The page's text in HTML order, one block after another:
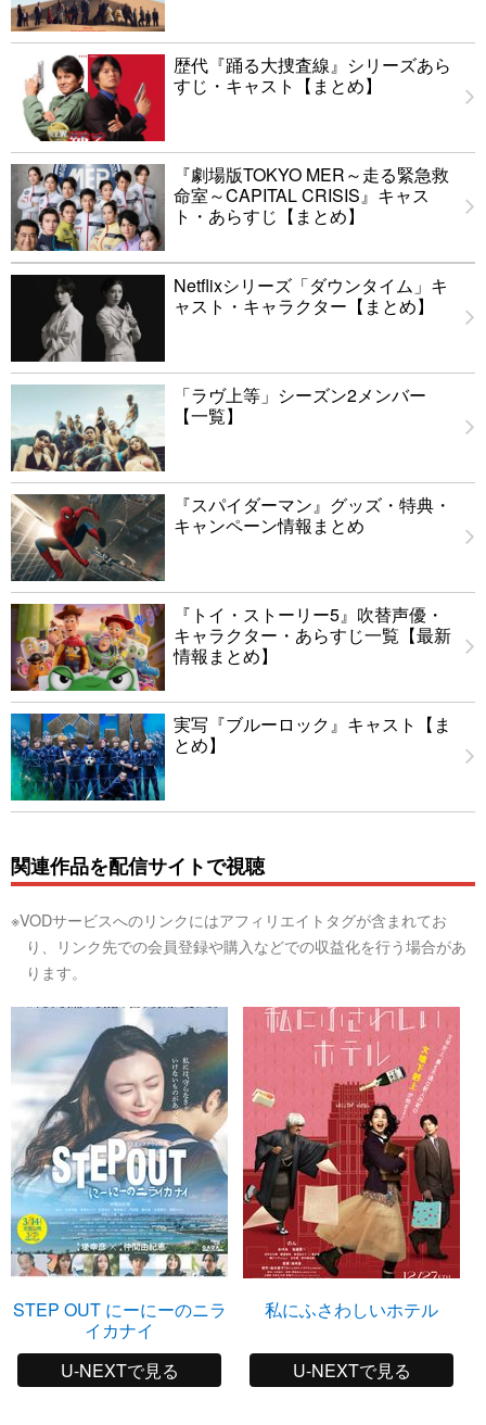
歴代『踊る大捜査線』シリーズあら
すじ・キャスト【まとめ】
『劇場版TOKYO MER～走る緊急救
命室～CAPITAL CRISIS』キャス
ト・あらすじ【まとめ】
Netflixシリーズ「ダウンタイム」キ
ャスト・キャラクター【まとめ】
「ラヴ上等」シーズン2メンバー
【一覧】
『スパイダーマン』グッズ・特典・
キャンペーン情報まとめ
『トイ・ストーリー5』吹替声優・
キャラクター・あらすじ一覧【最新
情報まとめ】
実写『ブルーロック』キャスト【ま
とめ】
関連作品を配信サイトで視聴
※VODサービスへのリンクにはアフィリエイトタグが含まれてお
り、リンク先での会員登録や購入などでの収益化を行う場合があ
ります。
STEP OUT にーにーのニラ
イカナイ
U-NEXTで見る
私にふさわしいホテル
U-NEXTで見る